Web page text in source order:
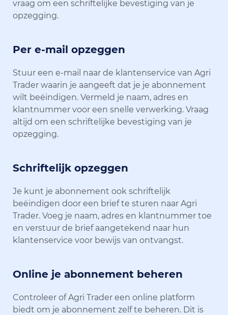
vraag om een schriftelijke bevestiging van je
opzegging.
Per e-mail opzeggen
Stuur een e-mail naar de klantenservice van Agri
Trader waarin je aangeeft dat je je abonnement
wilt beëindigen. Vermeld je naam, adres en
klantnummer voor een snelle verwerking. Vraag
altijd om een schriftelijke bevestiging van je
opzegging.
Schriftelijk opzeggen
Je kunt je abonnement ook schriftelijk
beëindigen door een brief te sturen naar Agri
Trader. Voeg je naam, adres en klantnummer toe
en verstuur de brief aangetekend naar hun
klantenservice voor bewijs van ontvangst.
Online je abonnement beheren
Controleer of Agri Trader een online platform
biedt om je abonnement zelf te beheren. Dit is